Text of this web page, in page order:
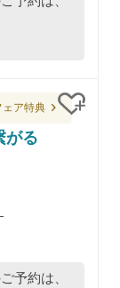
ェア特典
がる
予約は、